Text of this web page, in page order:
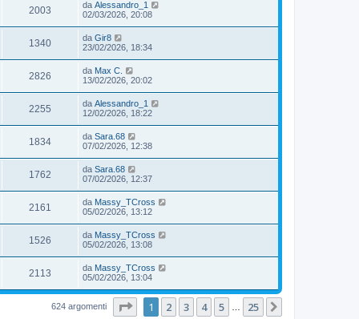
2003 da Alessandro_1
02/03/2026, 20:08
1340 da Gir8
23/02/2026, 18:34
2826 da Max C.
13/02/2026, 20:02
2255 da Alessandro_1
12/02/2026, 18:22
1834 da Sara.68
07/02/2026, 12:38
1762 da Sara.68
07/02/2026, 12:37
2161 da Massy_TCross
05/02/2026, 13:12
1526 da Massy_TCross
05/02/2026, 13:08
2113 da Massy_TCross
05/02/2026, 13:04
624 argomenti Pagina di 25
1 2 3 4 5 25